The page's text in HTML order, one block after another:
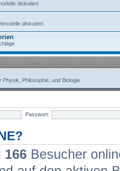
diskutiert
diskutiert
Philosophie, und Biologie
Passwort:
166 Besucher